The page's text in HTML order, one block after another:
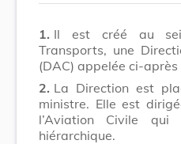
1. Il est créé au
Transports, une
(DAC) appelée ci-
2. La Direction est
ministre. Elle est
l’Aviation Civile
hiérarchique.